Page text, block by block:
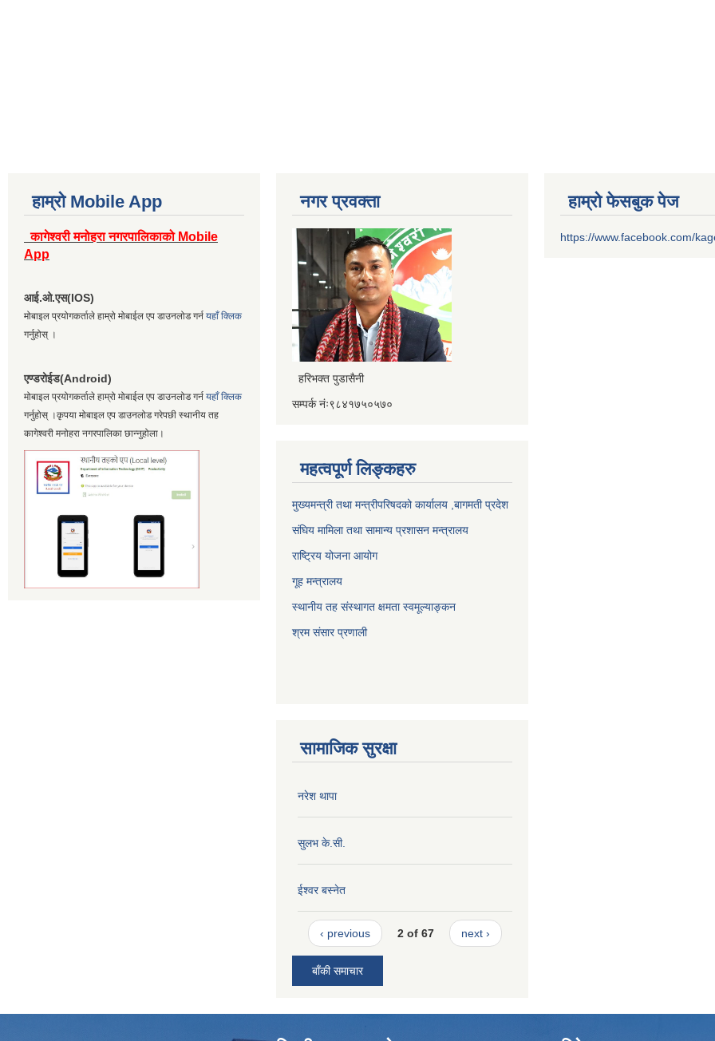
हाम्रो Mobile App
कागेश्वरी मनोहरा नगरपालिकाको Mobile
App
आई.ओ.एस(IOS)
मोबाइल प्रयोगकर्ताले हाम्रो मोबाईल एप डाउनलोड गर्न यहाँ क्लिक
गर्नुहोस् ।
एण्डरोईड(Android)
मोबाइल प्रयोगकर्ताले हाम्रो मोबाईल एप डाउनलोड गर्न यहाँ क्लिक
गर्नुहोस् ।कृपया मोबाइल एप डाउनलोड गरेपछी स्थानीय तह
कागेश्वरी मनोहरा नगरपालिका छान्नुहोला।
नगर प्रवक्ता
हरिभक्त पुडासैनी
सम्पर्क नंः९८४१७५०५७०
महत्वपूर्ण लिङ्कहरु
मुख्यमन्त्री तथा मन्त्रीपरिषदको कार्यालय ,बागमती प्रदेश
संघिय मामिला तथा सामान्य प्रशासन मन्त्रालय
राष्ट्रिय योजना आयोग
गूह मन्त्रालय
स्थानीय तह संस्थागत क्षमता स्वमूल्याङ्कन
श्रम संसार प्रणाली
सामाजिक सुरक्षा
नरेश थापा
सुलभ के.सी.
ईश्वर बस्नेत
‹ previous 2 of 67 next ›
बाँकी समाचार
हाम्रो फेसबुक पेज
https://www.facebook.com/